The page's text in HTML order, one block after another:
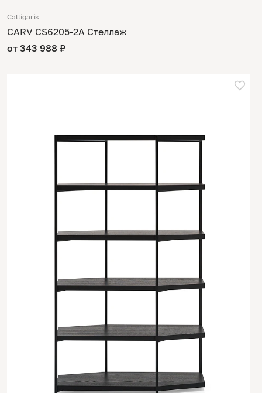
Calligaris
CARV CS6205-2A Стеллаж
от 343 988 ₽